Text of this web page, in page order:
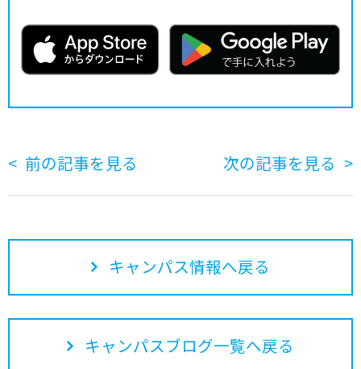
前の記事を見る 次の記事を見る
キャンパス情報へ戻る
キャンパスブログ一覧へ戻る